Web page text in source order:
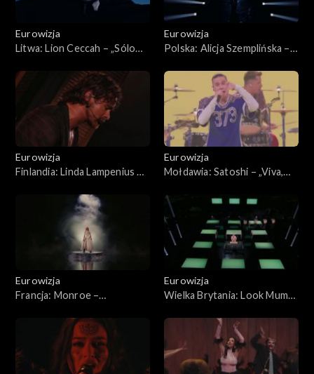
Eurowizja
Litwa: Lion Ceccah – „Sólo
Eurowizji 2026
Eurowizja
Polska: Alicja Szemplińska –
Eurowizji 2026
Eurowizja
Finlandia: Linda Lampenius &
„Liekinheitin ”; finał konkursu
Eurowizji 2026
Eurowizja
Mołdawia: Satoshi – „Viva,
Eurowizji 2026
Eurowizja
Francja: Monroe –
Eurowizji 2026
Eurowizja
Wielka Brytania: Look Mum
drei ”; finał konkursu
Eurowizji 2026